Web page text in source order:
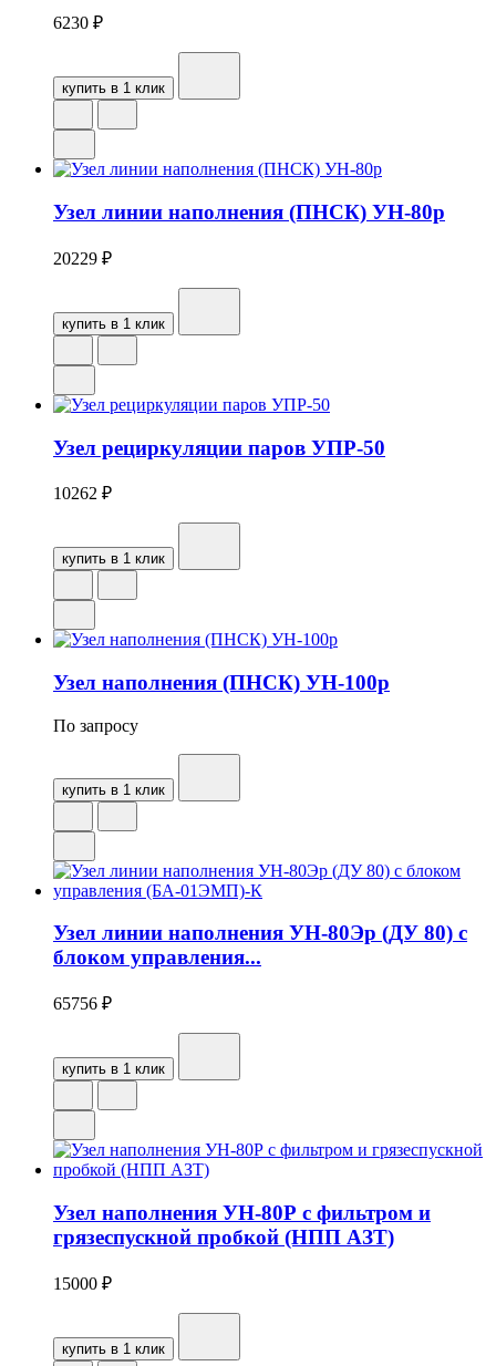
6230 ₽
купить в 1 клик
Узел линии наполнения (ПНСК) УН-80р
20229 ₽
купить в 1 клик
Узел рециркуляции паров УПР-50
10262 ₽
купить в 1 клик
Узел наполнения (ПНСК) УН-100р
По запросу
купить в 1 клик
Узел линии наполнения УН-80Эр (ДУ 80) с
блоком управления...
65756 ₽
купить в 1 клик
Узел наполнения УН‑80Р с фильтром и
грязеспускной пробкой (НПП АЗТ)
15000 ₽
купить в 1 клик